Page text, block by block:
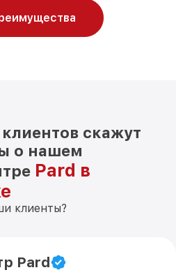
скажут
о нашем
Pard в
клиенты?
Pard